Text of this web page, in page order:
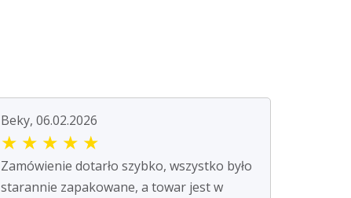
Beky, 06.02.2026
★ ★ ★ ★ ★
Zamówienie dotarło szybko, wszystko było
starannie zapakowane, a towar jest w